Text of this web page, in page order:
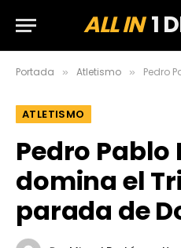
ALL IN1
Portada » Atletismo » Pedro
ATLETISMO
Pedro
domina el
parada de